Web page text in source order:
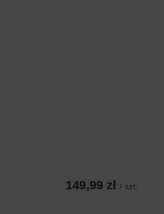
149,99 zł / szt.